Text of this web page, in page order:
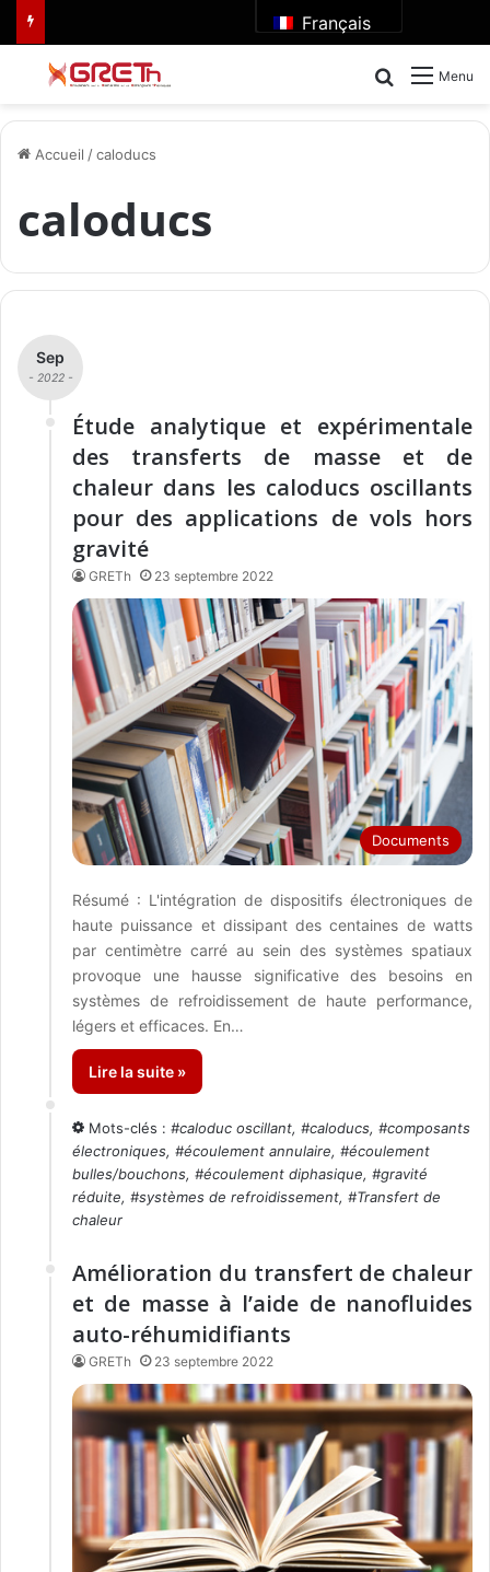
Français
Menu
Rechercher
Accueil /caloducs
caloducs
Sep
- 2022 -
Étude analytique et expérimentale
des transferts de masse et de
chaleur dans les caloducs oscillants
pour des applications de vols hors
gravité
GRETh 23 septembre 2022
Documents
Résumé : L'intégration de dispositifs électroniques de
haute puissance et dissipant des centaines de watts
par centimètre carré au sein des systèmes spatiaux
provoque une hausse significative des besoins en
systèmes de refroidissement de haute performance,
légers et efficaces. En…
Lire la suite »
Mots-clés : #caloduc oscillant, #caloducs, #composants
électroniques, #écoulement annulaire, #écoulement
bulles/bouchons, #écoulement diphasique, #gravité
réduite, #systèmes de refroidissement, #Transfert de
chaleur
Amélioration du transfert de chaleur
et de masse à l’aide de nanofluides
auto-réhumidifiants
GRETh 23 septembre 2022